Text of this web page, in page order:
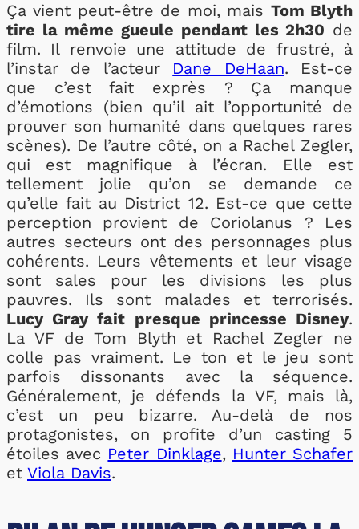
Ça vient peut-être de moi, mais Tom Blyth
tire la même gueule pendant les 2h30 de
film. Il renvoie une attitude de frustré, à
l’instar de l’acteur Dane DeHaan. Est-ce
que c’est fait exprès ? Ça manque
d’émotions (bien qu’il ait l’opportunité de
prouver son humanité dans quelques rares
scènes). De l’autre côté, on a Rachel Zegler,
qui est magnifique à l’écran. Elle est
tellement jolie qu’on se demande ce
qu’elle fait au District 12. Est-ce que cette
perception provient de Coriolanus ? Les
autres secteurs ont des personnages plus
cohérents. Leurs vêtements et leur visage
sont sales pour les divisions les plus
pauvres. Ils sont malades et terrorisés.
Lucy Gray fait presque princesse Disney.
La VF de Tom Blyth et Rachel Zegler ne
colle pas vraiment. Le ton et le jeu sont
parfois dissonants avec la séquence.
Généralement, je défends la VF, mais là,
c’est un peu bizarre. Au-delà de nos
protagonistes, on profite d’un casting 5
étoiles avec Peter Dinklage, Hunter Schafer
et Viola Davis.